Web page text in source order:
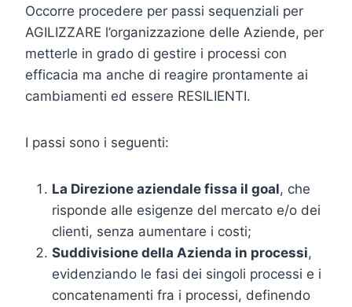
Occorre procedere per passi sequenziali per
AGILIZZARE l’organizzazione delle Aziende, per
metterle in grado di gestire i processi con
efficacia ma anche di reagire prontamente ai
cambiamenti ed essere RESILIENTI.
I passi sono i seguenti:
La Direzione aziendale fissa il goal, che
risponde alle esigenze del mercato e/o dei
clienti, senza aumentare i costi;
Suddivisione della Azienda in processi,
evidenziando le fasi dei singoli processi e i
concatenamenti fra i processi, definendo